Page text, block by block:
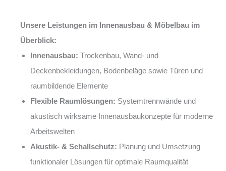
Unsere Leistungen im Innenausbau & Möbelbau im
Überblick:
Innenausbau: Trockenbau, Wand- und
Deckenbekleidungen, Bodenbeläge sowie Türen und
raumbildende Elemente
Flexible Raumlösungen: Systemtrennwände und
akustisch wirksame Innenausbaukonzepte für moderne
Arbeitswelten
Akustik- & Schallschutz: Planung und Umsetzung
funktionaler Lösungen für optimale Raumqualität